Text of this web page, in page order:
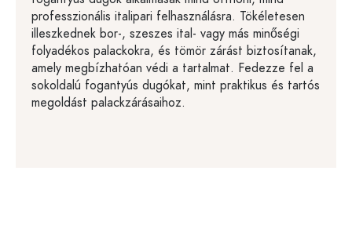
professzionális italipari felhasználásra. Tökéletesen
illeszkednek bor-, szeszes ital- vagy más minőségi
folyadékos palackokra, és tömör zárást biztosítanak,
amely megbízhatóan védi a tartalmat. Fedezze fel a
sokoldalú fogantyús dugókat, mint praktikus és tartós
megoldást palackzárásaihoz.